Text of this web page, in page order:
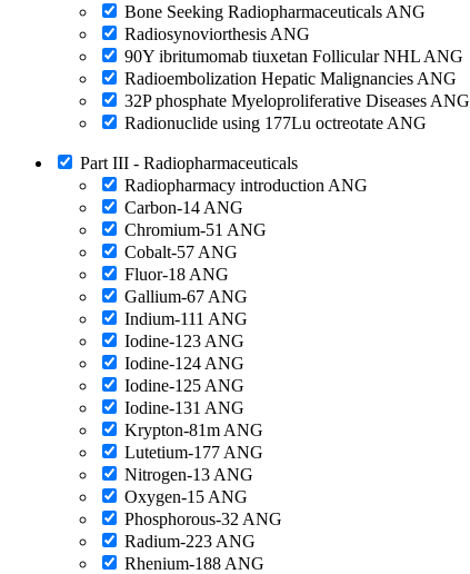
Bone Seeking Radiopharmaceuticals ANG
Radiosynoviorthesis ANG
90Y ibritumomab tiuxetan Follicular NHL ANG
Radioembolization Hepatic Malignancies ANG
32P phosphate Myeloproliferative Diseases ANG
Radionuclide using 177Lu octreotate ANG
Part III - Radiopharmaceuticals
Radiopharmacy introduction ANG
Carbon-14 ANG
Chromium-51 ANG
Cobalt-57 ANG
Fluor-18 ANG
Gallium-67 ANG
Indium-111 ANG
Iodine-123 ANG
Iodine-124 ANG
Iodine-125 ANG
Iodine-131 ANG
Krypton-81m ANG
Lutetium-177 ANG
Nitrogen-13 ANG
Oxygen-15 ANG
Phosphorous-32 ANG
Radium-223 ANG
Rhenium-188 ANG